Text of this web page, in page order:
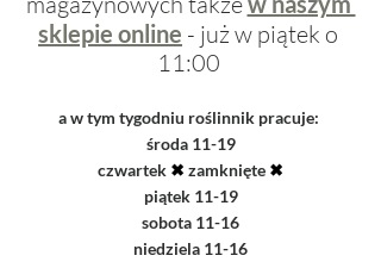
sklepie online - już w piątek o
11:00
a w tym tygodniu roślinnik pracuje:
środa 11-19
czwartek ✖︎ zamknięte ✖︎
piątek 11-19
sobota 11-16
niedziela 11-16